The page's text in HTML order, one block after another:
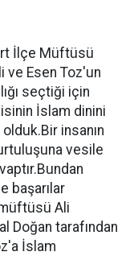
İlçe Müftüsü
ve Esen Toz'un
seçtiği için
İslam dinini
insanın
vesile
başarılar
Ali
Doğan tarafından
İslam